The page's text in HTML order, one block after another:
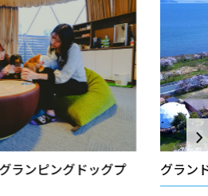
ランピングドッグプ
グラン